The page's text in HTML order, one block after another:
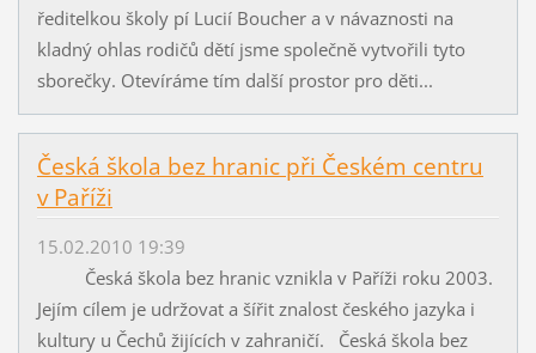
ředitelkou školy pí Lucií Boucher a v návaznosti na
kladný ohlas rodičů dětí jsme společně vytvořili tyto
sborečky. Otevíráme tím další prostor pro děti...
Česká škola bez hranic při Českém centru
v Paříži
15.02.2010 19:39
Česká škola bez hranic vznikla v Paříži roku 2003.
Jejím cílem je udržovat a šířit znalost českého jazyka i
kultury u Čechů žijících v zahraničí. Česká škola bez